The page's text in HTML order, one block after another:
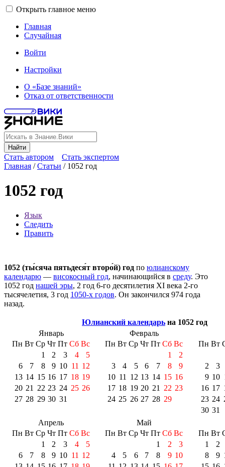
Открыть главное меню
Главная
Случайная
Войти
Настройки
О «Базе знаний»
Отказ от ответственности
Найти
Стать автором
Стать экспертом
Главная /Статьи / 1052 год
1052 год
Язык
Следить
Править
1052 (ты́сяча пятьдеся́т второ́й) год по юлианскому
календарю — високосный год, начинающийся в среду. Это
1052 год нашей эры, 2 год 6-го десятилетия XI века 2-го
тысячелетия, 3 год 1050-х годов. Он закончился 974 года
назад.
Юлианский календарь на 1052 год
Январь
Пн Вт Ср Чт Пт Сб Вс
1
2 3 4
5
6
7 8 9 10 11 12
13 14 15 16 17 18 19
20 21 22 23 24 25 26
27 28 29 30 31
Февраль
Пн Вт Ср Чт Пт Сб Вс
1
2
3
4 5 6 7 8
9
10 11 12 13 14 15 16
17 18 19 20 21 22 23
24 25 26 27 28 29
Пн Вт
2
3
9 10
16 17
23 24
30 31
Апрель
Пн Вт Ср Чт Пт Сб Вс
1
2 3 4
5
6
7 8 9 10 11 12
Май
Пн Вт Ср Чт Пт Сб Вс
1
2
3
4
5 6 7 8 9 10
Пн Вт
1
2
8
9